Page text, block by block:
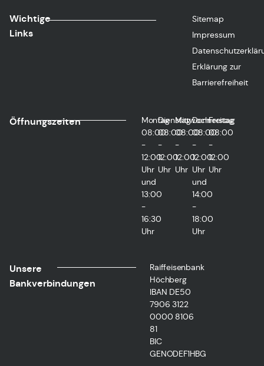
Wichtige
Links
Sitemap
Impressum
Erklärung zur
Barrierefreiheit
Öffnungszeiten
Montag
08:00
-
12:00
Uhr
und
13:00
-
16:30
Uhr
Dienstag
08:00
-
12:00
Uhr
Mittwoch
08:00
-
12:00
Uhr
Donnerstag
08:00
-
12:00
Uhr
und
14:00
-
18:00
Uhr
Freitag
08:00
-
12:00
Uhr
Unsere
Bankverbindungen
Raiffeisenbank
Höchberg
IBAN DE50
7906 3122
0000 8106
81
BIC
GENODEF1HBG